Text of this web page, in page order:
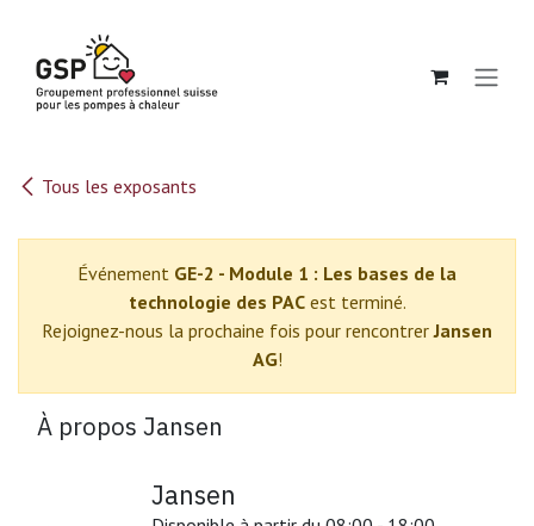
Tous les exposants
Événement GE-2 - Module 1 : Les bases de la
technologie des PACest terminé.
Rejoignez-nous la prochaine fois pour rencontrerJansen
AG!
À propos Jansen
Jansen